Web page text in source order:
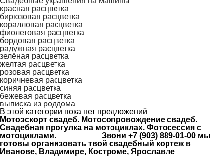
красная расцветка
бирюзовая расцветка
коралловая расцветка
фиолетовая расцветка
бордовая расцветка
радужная расцветка
зелёная расцветка
желтая расцветка
розовая расцветка
коричневая расцветка
синяя расцветка
бежевая расцветка
выписка из роддома
В этой категории пока нет предложений
Мотоэскорт свадеб. Мотосопровождение свадеб.
Свадебная прогулка на мотоциклах. Фотосессия с
мотоциклами. Звони +7 (903) 889-01-00 мы
готовы организовать твой свадебный кортеж в
Иванове, Владимире, Костроме, Ярославле